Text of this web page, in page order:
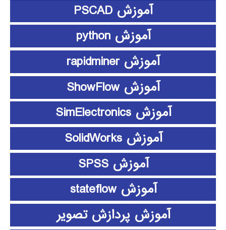
آموزش PSCAD
آموزش python
آموزش rapidminer
آموزش ShowFlow
آموزش SimElectronics
آموزش SolidWorks
آموزش SPSS
آموزش stateflow
آموزش پردازش تصویر